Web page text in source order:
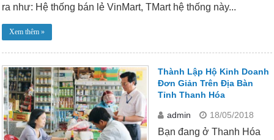
ra như: Hệ thống bán lẻ VinMart, TMart hệ thống này...
Xem thêm »
Thành Lập Hộ Kinh Doanh
Đơn Giản Trên Địa Bàn
Tỉnh Thanh Hóa
admin 18/05/2018
Bạn đang ở Thanh Hóa